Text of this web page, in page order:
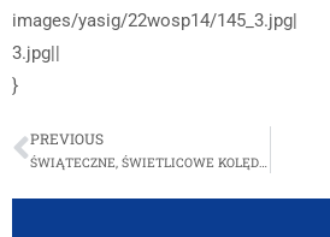
images/yasig/22wosp14/145_3.jpg|
3.jpg||
}
PREVIOUS